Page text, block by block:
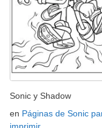
Sonic y Shadow
en Páginas de Sonic